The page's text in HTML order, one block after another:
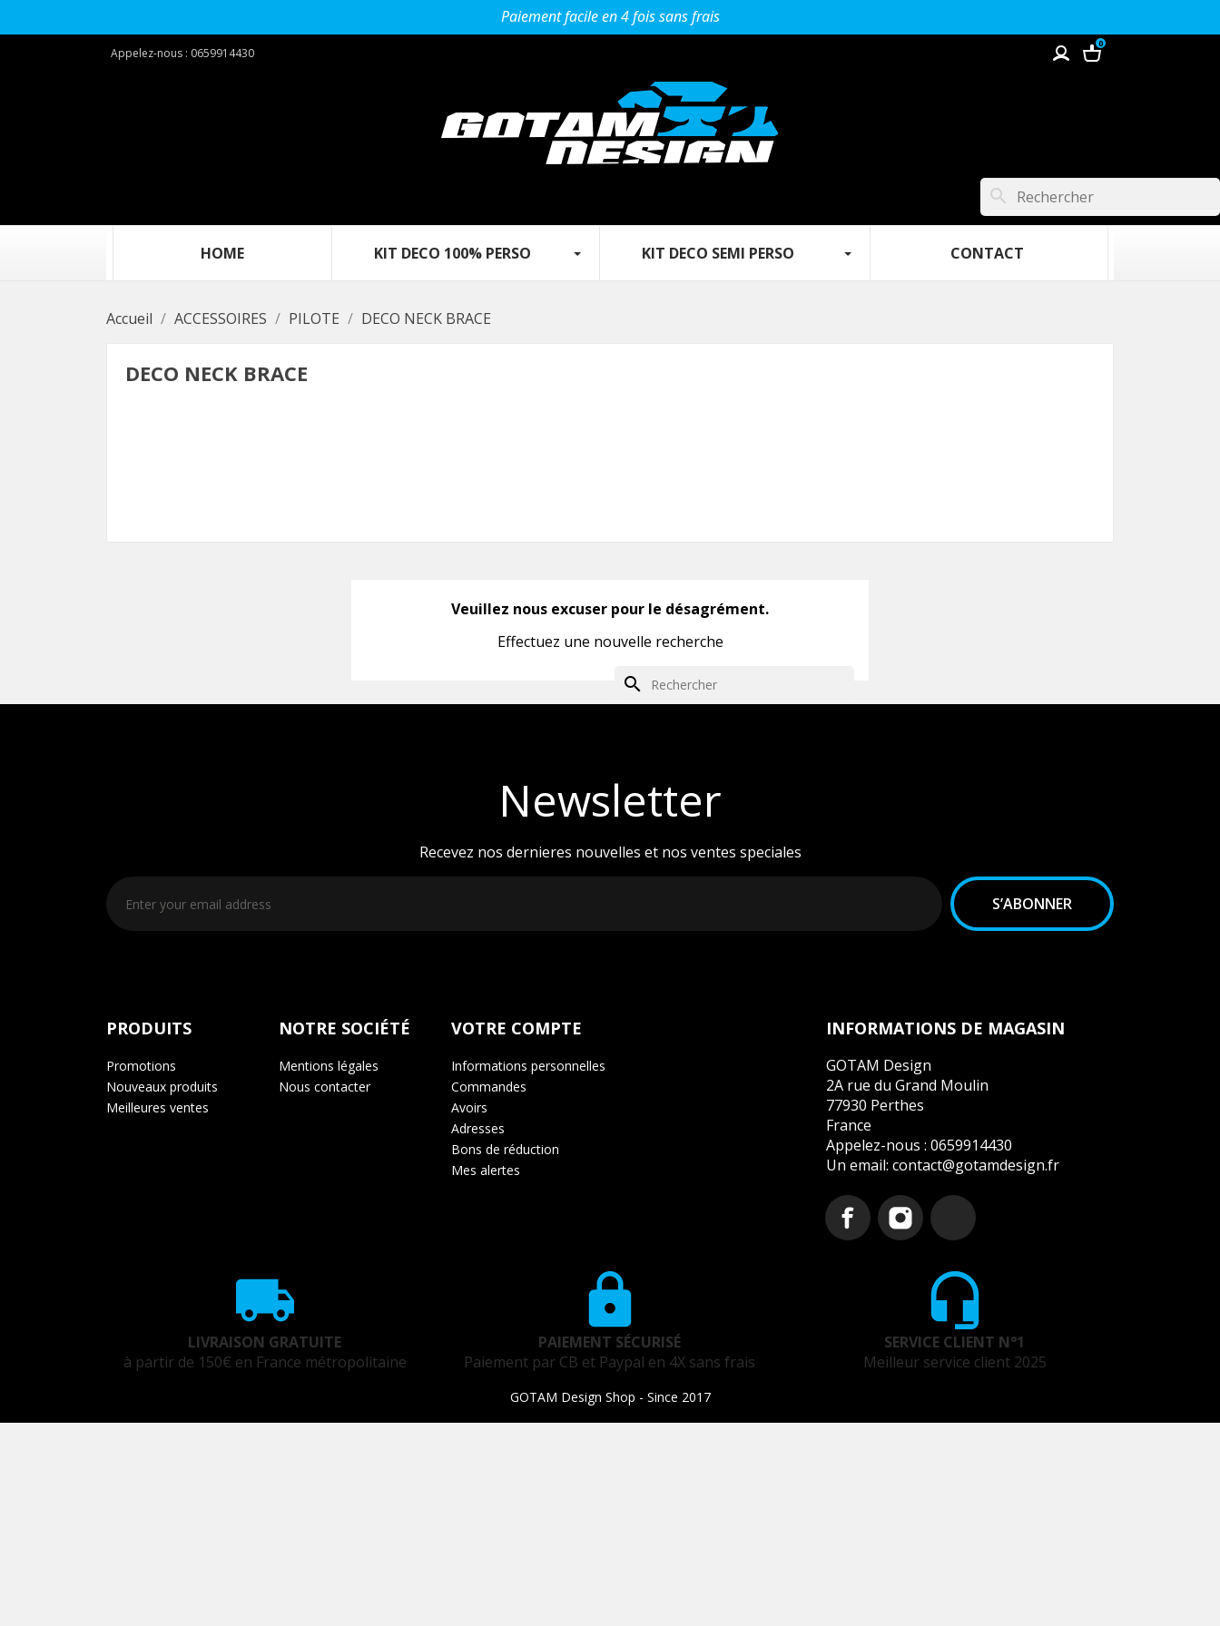
Paiement facile en 4 fois sans frais
Appelez-nous : 0659914430
0
search
‎ ‎ ‎ ‎ ‎ ‎ ‎ ‎ ‎ ‎‎ ‎ ‎ ‎ ‎ ‎ ‎ ‎ ‎ ‎ ‎HOME‎ ‎ ‎ ‎ ‎ ‎ ‎ ‎ ‎ ‎ ‎ ‎ ‎ ‎ ‎ ‎ ‎ ‎ ‎ ‎ KIT DECO 100% PERSO‎ ‎ ‎‎ ‎ ‎ ‎ ‎ ‎‎ ‎ ‎ ‎ KIT DECO SEMI PERSO‎ ‎ ‎‎ ‎ ‎ ‎ ‎ ‎ ‎ ‎‎ ‎ ‎ ‎ ‎ ‎ ‎ ‎‎ ‎ ‎ ‎ ‎ ‎ ‎ ‎ ‎ ‎ ‎ ‎ ‎ ‎ CONTACT‎ ‎ ‎ ‎ ‎ ‎ ‎ ‎ ‎ ‎ ‎ ‎ ‎ ‎ ‎‎ ‎ ‎‎ ‎‎ ‎
Accueil ACCESSOIRES PILOTE DECO NECK BRACE
DECO NECK BRACE
Veuillez nous excuser pour le désagrément.
Effectuez une nouvelle recherche
search
Newsletter
Recevez nos dernieres nouvelles et nos ventes speciales
PRODUITS
Promotions
Nouveaux produits
Meilleures ventes
NOTRE SOCIÉTÉ
Mentions légales
Nous contacter
VOTRE COMPTE
Informations personnelles
Commandes
Avoirs
Adresses
Bons de réduction
Mes alertes
INFORMATIONS DE MAGASIN
GOTAM Design
2A rue du Grand Moulin
77930 Perthes
France
Appelez-nous : 0659914430
Un email: contact@gotamdesign.fr
LIVRAISON GRATUITE
à partir de 150€ en France métropolitaine
PAIEMENT SÉCURISÉ
Paiement par CB et Paypal en 4X sans frais
SERVICE CLIENT N°1
Meilleur service client 2025
GOTAM Design Shop - Since 2017